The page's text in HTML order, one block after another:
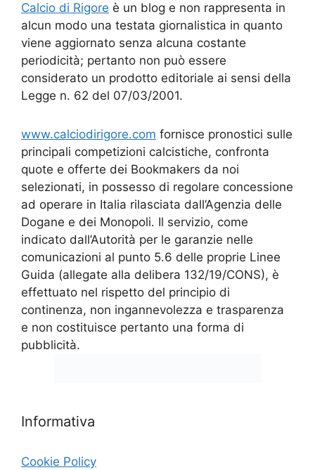
Calcio di Rigore è un blog e non rappresenta in
alcun modo una testata giornalistica in quanto
viene aggiornato senza alcuna costante
periodicità; pertanto non può essere
considerato un prodotto editoriale ai sensi della
Legge n. 62 del 07/03/2001.
www.calciodirigore.com fornisce pronostici sulle
principali competizioni calcistiche, confronta
quote e offerte dei Bookmakers da noi
selezionati, in possesso di regolare concessione
ad operare in Italia rilasciata dall’Agenzia delle
Dogane e dei Monopoli. Il servizio, come
indicato dall’Autorità per le garanzie nelle
comunicazioni al punto 5.6 delle proprie Linee
Guida (allegate alla delibera 132/19/CONS), è
effettuato nel rispetto del principio di
continenza, non ingannevolezza e trasparenza
e non costituisce pertanto una forma di
pubblicità.
Informativa
Cookie Policy